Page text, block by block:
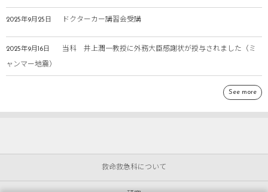
2025年9月25日 ドクターカー講習会受講
2025年9月16日 当科 井上潤一教授に外務大臣感謝状が授与されました（ミ
ャンマー地震）
See more
救命救急科について